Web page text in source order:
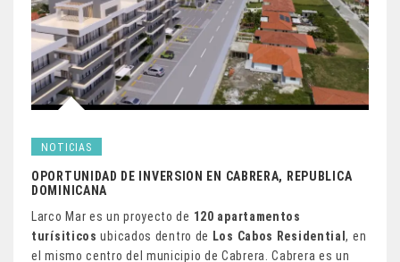
NOTICIAS
OPORTUNIDAD DE INVERSION EN CABRERA, REPUBLICA
DOMINICANA
Larco Mar es un proyecto de 120 apartamentos
turísiticosubicados dentro de Los Cabos Residential, en
el mismo centro del municipio de Cabrera. Cabrera es un